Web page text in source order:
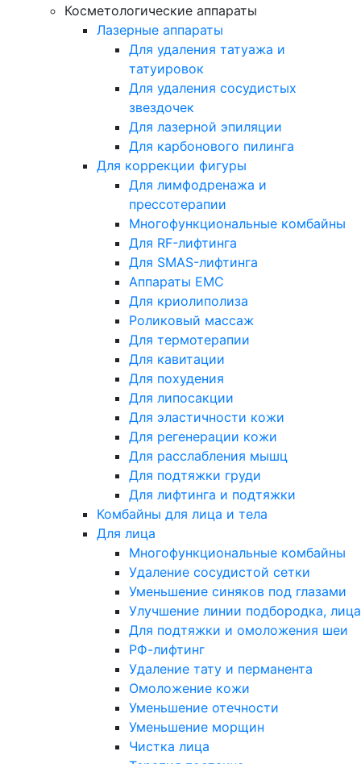
Косметологические аппараты
Лазерные аппараты
Для удаления татуажа и
татуировок
Для удаления сосудистых
звездочек
Для лазерной эпиляции
Для карбонового пилинга
Для коррекции фигуры
Для лимфодренажа и
прессотерапии
Многофункциональные комбайны
Для RF-лифтинга
Для SMAS-лифтинга
Аппараты EMC
Для криолиполиза
Роликовый массаж
Для термотерапии
Для кавитации
Для похудения
Для липосакции
Для эластичности кожи
Для регенерации кожи
Для расслабления мышц
Для подтяжки груди
Для лифтинга и подтяжки
Комбайны для лица и тела
Для лица
Многофункциональные комбайны
Удаление сосудистой сетки
Уменьшение синяков под глазами
Улучшение линии подбородка, лица
Для подтяжки и омоложения шеи
РФ-лифтинг
Удаление тату и перманента
Омоложение кожи
Уменьшение отечности
Уменьшение морщин
Чистка лица